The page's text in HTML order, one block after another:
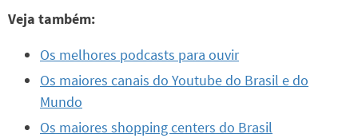
Veja também:
Os melhores podcasts para ouvir
Os maiores canais do Youtube do Brasil e do
Mundo
Os maiores shopping centers do Brasil